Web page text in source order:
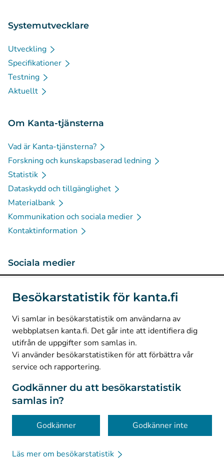
Besökarstatistik för kanta.fi
Vi samlar in besökarstatistik om användarna av
webbplatsen kanta.fi. Det går inte att identifiera dig
utifrån de uppgifter som samlas in.
Vi använder besökarstatistiken för att förbättra vår
service och rapportering.
Godkänner du att besökarstatistik
samlas in?
Godkänner Godkänner inte
Läs mer om besökarstatistik
Systemutvecklare
Utveckling
Specifikationer
Testning
Aktuellt
Om Kanta-tjänsterna
Vad är Kanta-tjänsterna?
Forskning och kunskapsbaserad ledning
Statistik
Dataskydd och tillgänglighet
Materialbank
Kommunikation och sociala medier
Kontaktinformation
Sociala medier
LinkedIn(Avautuu uuteen välilehteen)
Facebook
Avautuu uuteen välilehteen)
© Kanta-Palvelut, Kansaneläkelaitos
Dataskydd
Om webbplatsen
Tillgänglighet
Kakor